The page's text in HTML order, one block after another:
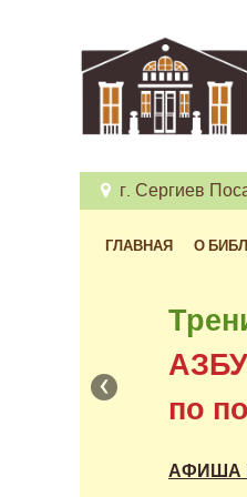
г. Сергиев
ГЛАВНАЯ О
к
в
АФИША
по
АФИША
‹